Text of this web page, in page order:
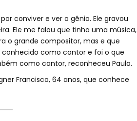
conviver e ver o gênio. Ele gravou
Ele me falou que tinha uma música,
o grande compositor, mas e que
como cantor e foi o que
como cantor, reconheceu Paula.
Francisco, 64 anos, que conhece